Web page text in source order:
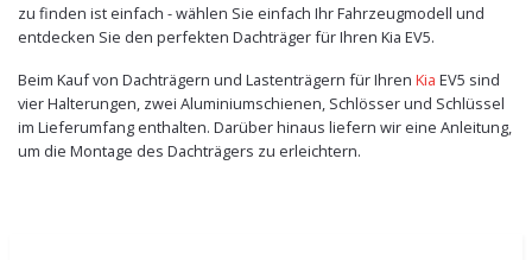
zu finden ist einfach - wählen Sie einfach Ihr Fahrzeugmodell und
entdecken Sie den perfekten Dachträger für Ihren Kia EV5.
Beim Kauf von Dachträgern und Lastenträgern für Ihren Kia EV5 sind
vier Halterungen, zwei Aluminiumschienen, Schlösser und Schlüssel
im Lieferumfang enthalten. Darüber hinaus liefern wir eine Anleitung,
um die Montage des Dachträgers zu erleichtern.